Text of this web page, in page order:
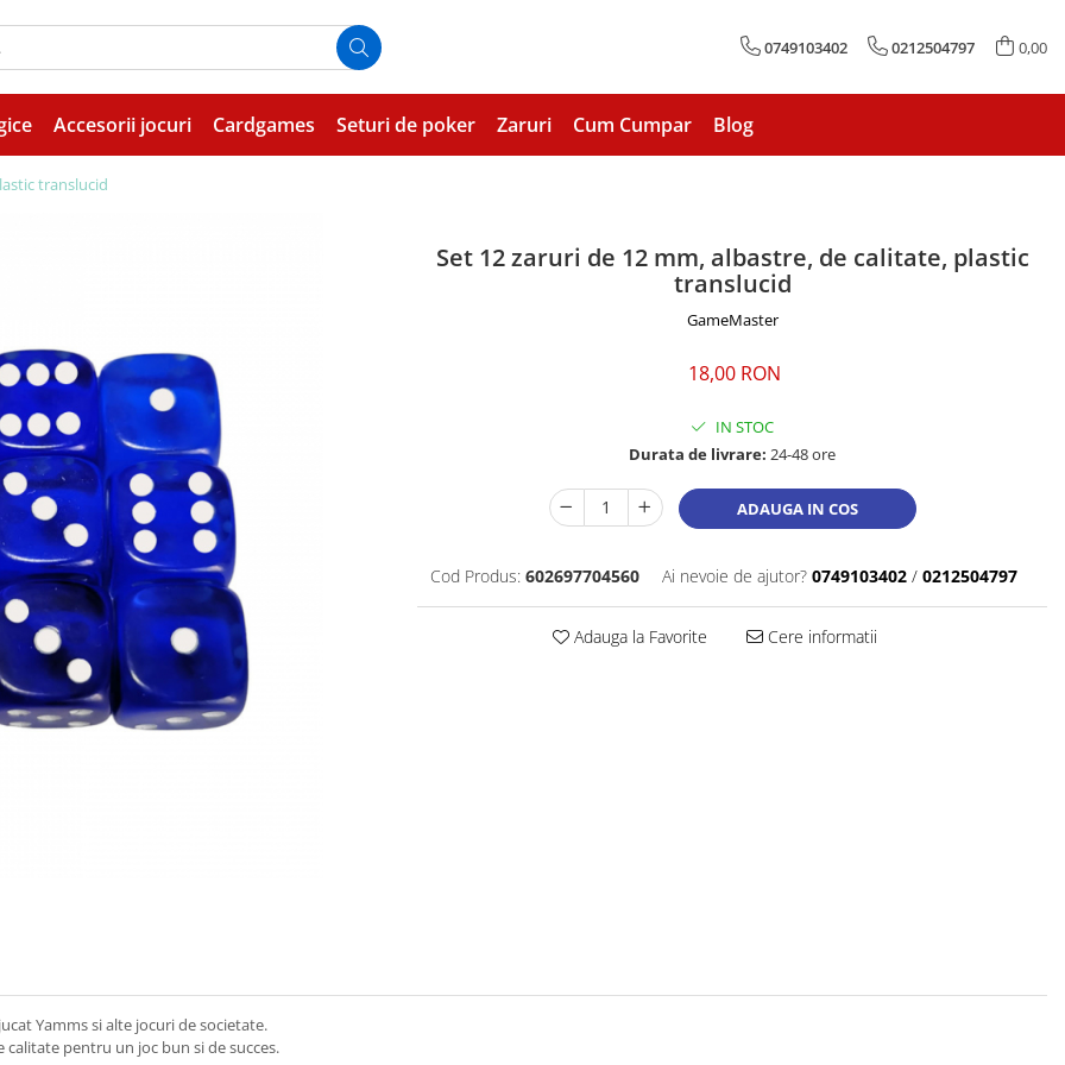
0749103402 0212504797 0,00
Accesorii jocuri Cardgames Seturi de poker Zaruri Cum Cumpar Blog
translucid
Set 12 zaruri de 12 mm, albastre, de calitate, plastic
translucid
GameMaster
18,00 RON
IN STOC
Durata de livrare: 24-48 ore
ADAUGA IN COS
Cod Produs: 602697704560 Ai nevoie de ajutor? 0749103402 / 0212504797
Adauga la Favorite Cere informatii
Yamms si alte jocuri de societate.
pentru un joc bun si de succes.